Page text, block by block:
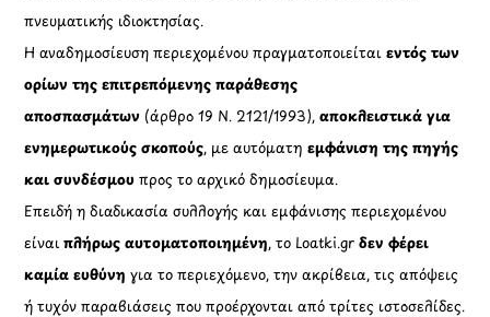
πνευματικής ιδιοκτησίας.
Η αναδημοσίευση περιεχομένου πραγματοποιείταιεντός των
ορίων της επιτρεπόμενης παράθεσης
αποσπασμάτων (άρθρο 19 Ν. 2121/1993), αποκλειστικά για
ενημερωτικούς σκοπούς, με αυτόματηεμφάνιση της πηγής
και συνδέσμου προς το αρχικό δημοσίευμα.
Επειδή η διαδικασία συλλογής και εμφάνισης περιεχομένου
είναιπλήρως αυτοματοποιημένη, το Loatki.grδεν φέρει
καμία ευθύνη για το περιεχόμενο, την ακρίβεια, τις απόψεις
ή τυχόν παραβιάσεις που προέρχονται από τρίτες ιστοσελίδες.